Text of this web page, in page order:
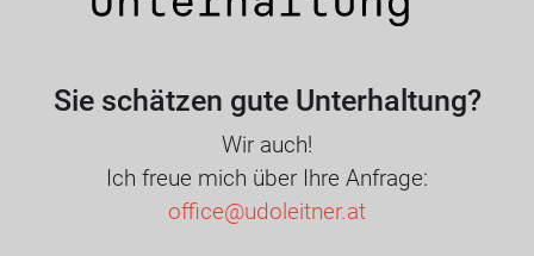
Sie schätzen gute Unterhaltung?
Wir auch!
Ich freue mich über Ihre Anfrage:
office@udoleitner.at